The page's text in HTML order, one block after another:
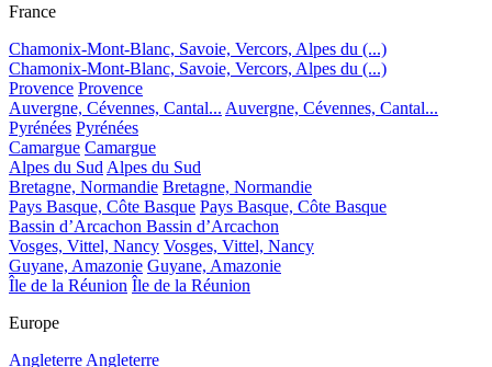
France
Chamonix-Mont-Blanc, Savoie, Vercors, Alpes du (...)
Chamonix-Mont-Blanc, Savoie, Vercors, Alpes du (...)
Provence Provence
Auvergne, Cévennes, Cantal... Auvergne, Cévennes, Cantal...
Pyrénées Pyrénées
Camargue Camargue
Alpes du Sud Alpes du Sud
Bretagne, Normandie Bretagne, Normandie
Pays Basque, Côte Basque Pays Basque, Côte Basque
Bassin d’Arcachon Bassin d’Arcachon
Vosges, Vittel, Nancy Vosges, Vittel, Nancy
Guyane, Amazonie Guyane, Amazonie
Île de la Réunion Île de la Réunion
Europe
Angleterre Angleterre